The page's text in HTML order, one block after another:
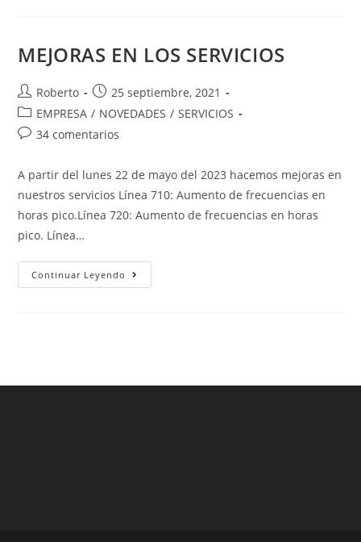
MEJORAS EN LOS SERVICIOS
Autor
de
la
entrada:
Roberto
Entrada
publicada:
25 septiembre, 2021
Categoría
de
EMPRESA / NOVEDADES / SERVICIOS
Comentarios
la
entrada:
34 comentarios
A partir del lunes 22 de mayo del 2023 hacemos mejoras en
nuestros servicios Línea 710: Aumento de frecuencias en
horas pico.Línea 720: Aumento de frecuencias en horas
pico. Línea…
Continuar Leyendo MEJORAS
EN